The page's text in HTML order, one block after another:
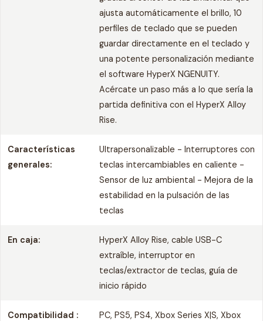
ajusta automáticamente el brillo, 10
perfiles de teclado que se pueden
guardar directamente en el teclado y
una potente personalización mediante
el software HyperX NGENUITY.
Acércate un paso más a lo que sería la
partida definitiva con el HyperX Alloy
Rise.
Características
generales:
Ultrapersonalizable - Interruptores con
teclas intercambiables en caliente -
Sensor de luz ambiental - Mejora de la
estabilidad en la pulsación de las
teclas
En caja:
HyperX Alloy Rise, cable USB-C
extraíble, interruptor en
teclas/extractor de teclas, guía de
inicio rápido
Compatibilidad :
PC, PS5, PS4, Xbox Series X|S, Xbox